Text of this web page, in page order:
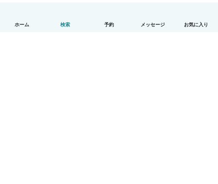
ホーム 検索 予約 メッセージ お気に入り